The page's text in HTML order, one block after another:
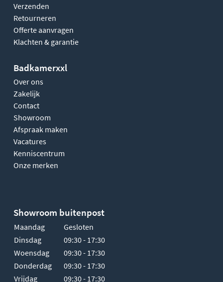
Verzenden
Retourneren
Offerte aanvragen
Klachten & garantie
Badkamerxxl
Over ons
Zakelijk
Contact
Showroom
Afspraak maken
Vacatures
Kenniscentrum
Onze merken
Showroom buitenpost
Maandag
Gesloten
Dinsdag
09:30 - 17:30
Woensdag
09:30 - 17:30
Donderdag
09:30 - 17:30
Vrijdag
09:30 - 17:30